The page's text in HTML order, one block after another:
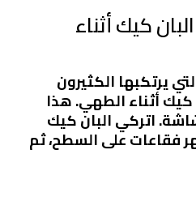
كيك أثناء
يرتكبها الكثيرون
أثناء الطهي. هذا
اتركي البان كيك
فقاعات على السطح، ثم